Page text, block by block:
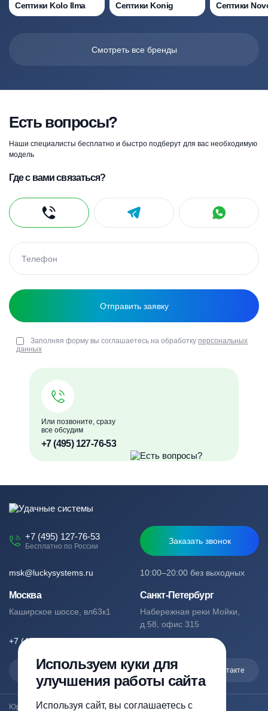
Септики Kolo Ilma Септики Konig Септики
Смотреть все бренды
Есть вопросы?
Наши специалисты бесплатно и быстро подберут для вас необходимую
модель
Или позвоните, сразу
все обсудим
+7 (495) 127-76-53
Где с вами связаться?
Заполняя форму вы соглашаетесь на обработку персональных
данных
+7 (495) 127-76-53
Бесплатно по России
Заказать звонок
10:00–20:00 без выходных
msk@luckysystems.ru
Москва
Каширское шоссе, вл63к1
+7 (495) 127-76-53
Санкт-Петербург
Набережная реки Мойки,
д.58, офис 315
+7 (812) 244-49-61
Max Telegram Вконтакте
Юридический адрес: Москва, Каширское шоссе, вл63к1
Используем куки для
улучшения работы сайта
Используя сайт, вы соглашаетесь с